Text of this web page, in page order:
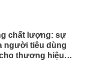
chất lượng: sự
người tiêu dùng
thương hiệu